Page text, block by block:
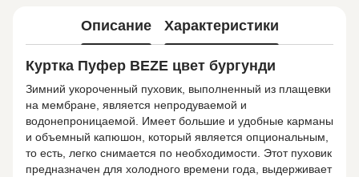
Описание Характеристики
Куртка Пуфер BEZE цвет бургунди
Зимний укороченный пуховик, выполненный из плащевки
на мембране, является непродуваемой и
водонепроницаемой. Имеет большие и удобные карманы
и объемный капюшон, который является опциональным,
то есть, легко снимается по необходимости. Этот пуховик
предназначен для холодного времени года, выдерживает